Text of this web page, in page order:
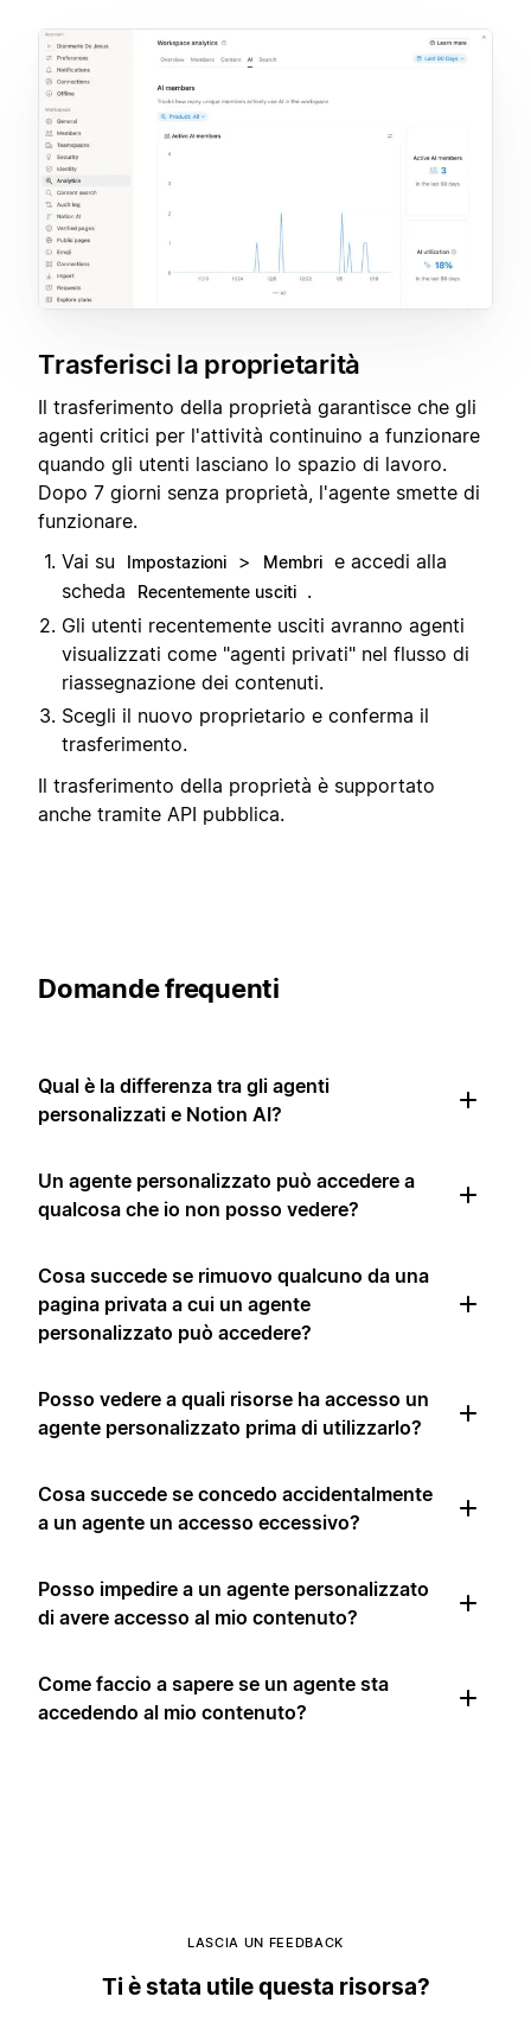
Trasferisci la proprietarità
Il trasferimento della proprietà garantisce che gli
agenti critici per l'attività continuino a funzionare
quando gli utenti lasciano lo spazio di lavoro.
Dopo 7 giorni senza proprietà, l'agente smette di
funzionare.
Vai su
Impostazioni > Membri e accedi alla
scheda
Recentemente usciti .
Gli utenti recentemente usciti avranno agenti
visualizzati come "agenti privati" nel flusso di
riassegnazione dei contenuti.
Scegli il nuovo proprietario e conferma il
trasferimento.
Il trasferimento della proprietà è supportato
anche tramite API pubblica.
Domande frequenti
Qual è la differenza tra gli agenti
personalizzati e Notion AI?
Un agente personalizzato può accedere a
qualcosa che io non posso vedere?
Cosa succede se rimuovo qualcuno da una
pagina privata a cui un agente
personalizzato può accedere?
Posso vedere a quali risorse ha accesso un
agente personalizzato prima di utilizzarlo?
Cosa succede se concedo accidentalmente
a un agente un accesso eccessivo?
Posso impedire a un agente personalizzato
di avere accesso al mio contenuto?
Come faccio a sapere se un agente sta
accedendo al mio contenuto?
LASCIA UN FEEDBACK
Ti è stata utile questa risorsa?